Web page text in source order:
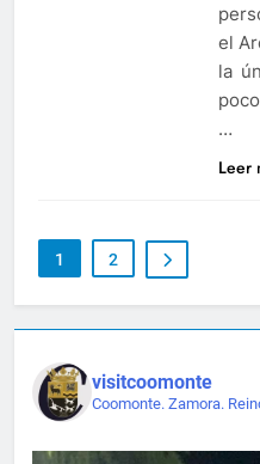
el
la
…
Leer
1 2
visitcoomonte
Coomonte. Zamora.